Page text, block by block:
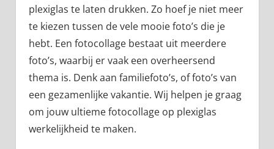
plexiglas te laten drukken. Zo hoef je niet meer
te kiezen tussen de vele mooie foto’s die je
hebt. Een fotocollage bestaat uit meerdere
foto’s, waarbij er vaak een overheersend
thema is. Denk aan familiefoto’s, of foto’s van
een gezamenlijke vakantie. Wij helpen je graag
om jouw ultieme fotocollage op plexiglas
werkelijkheid te maken.